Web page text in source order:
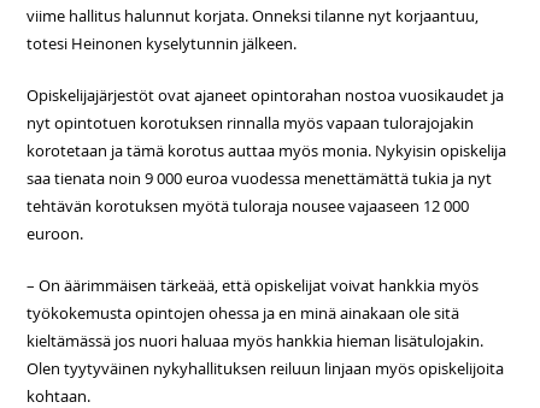
viime hallitus halunnut korjata. Onneksi tilanne nyt korjaantuu,
totesi Heinonen kyselytunnin jälkeen.
Opiskelijajärjestöt ovat ajaneet opintorahan nostoa vuosikaudet ja
nyt opintotuen korotuksen rinnalla myös vapaan tulorajojakin
korotetaan ja tämä korotus auttaa myös monia. Nykyisin opiskelija
saa tienata noin 9 000 euroa vuodessa menettämättä tukia ja nyt
tehtävän korotuksen myötä tuloraja nousee vajaaseen 12 000
euroon.
– On äärimmäisen tärkeää, että opiskelijat voivat hankkia myös
työkokemusta opintojen ohessa ja en minä ainakaan ole sitä
kieltämässä jos nuori haluaa myös hankkia hieman lisätulojakin.
Olen tyytyväinen nykyhallituksen reiluun linjaan myös opiskelijoita
kohtaan.